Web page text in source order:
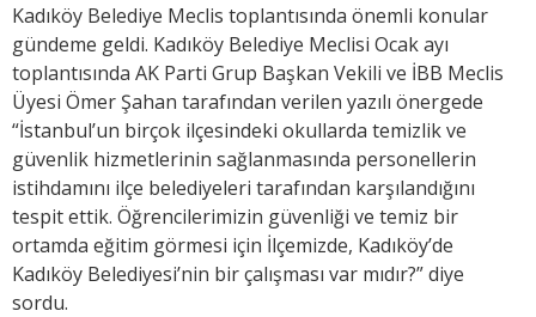
Kadıköy Belediye Meclis toplantısında önemli konular
gündeme geldi. Kadıköy Belediye Meclisi Ocak ayı
toplantısında AK Parti Grup Başkan Vekili ve İBB Meclis
Üyesi Ömer Şahan tarafından verilen yazılı önergede
“İstanbul’un birçok ilçesindeki okullarda temizlik ve
güvenlik hizmetlerinin sağlanmasında personellerin
istihdamını ilçe belediyeleri tarafından karşılandığını
tespit ettik. Öğrencilerimizin güvenliği ve temiz bir
ortamda eğitim görmesi için İlçemizde, Kadıköy’de
Kadıköy Belediyesi’nin bir çalışması var mıdır?” diye
sordu.